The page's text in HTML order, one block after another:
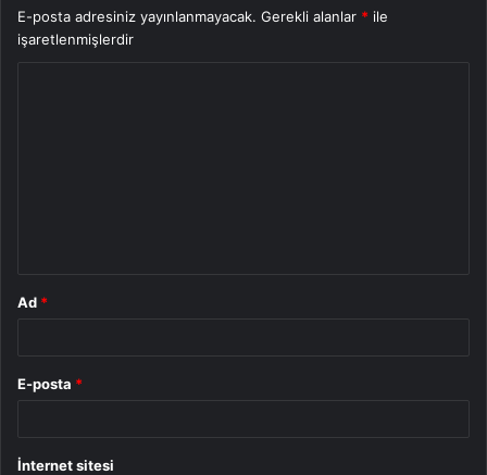
E-posta adresiniz yayınlanmayacak. Gerekli alanlar * ile
işaretlenmişlerdir
Ad *
E-posta *
İnternet sitesi